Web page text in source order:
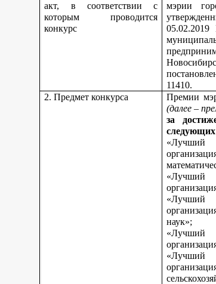
акт, в соответствии с
которым проводится
конкурс
мэрии
11410.
2. Предмет конкурса
Премии
(далее –
за
«Лучший
«Лучший
«Лучший
наук»;
«Лучший
«Лучший